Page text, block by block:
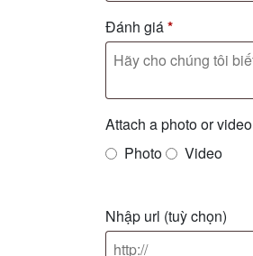
Đánh giá*
Attach a photo or video
Photo
Video
Nhập url (tuỳ chọn)